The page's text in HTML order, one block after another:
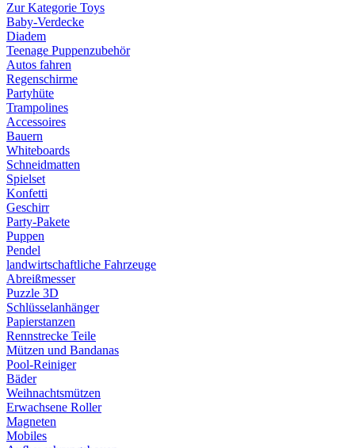
Zur Kategorie Toys
Baby-Verdecke
Diadem
Teenage Puppenzubehör
Autos fahren
Regenschirme
Partyhüte
Trampolines
Accessoires
Bauern
Whiteboards
Schneidmatten
Spielset
Konfetti
Geschirr
Party-Pakete
Puppen
Pendel
landwirtschaftliche Fahrzeuge
Abreißmesser
Puzzle 3D
Schlüsselanhänger
Papierstanzen
Rennstrecke Teile
Mützen und Bandanas
Pool-Reiniger
Bäder
Weihnachtsmützen
Erwachsene Roller
Magneten
Mobiles